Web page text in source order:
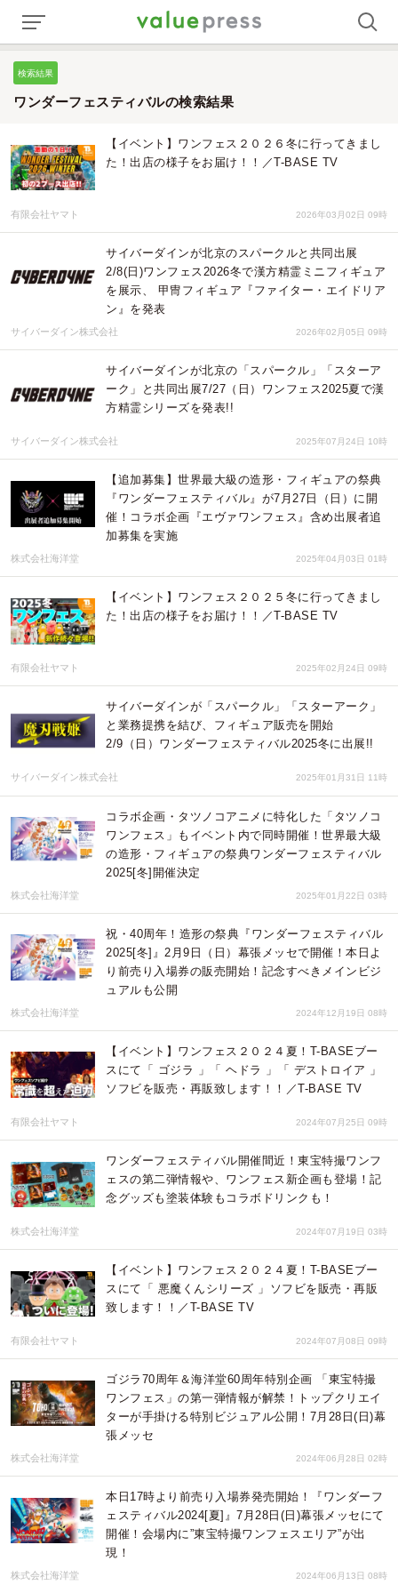
検索結果
ワンダーフェスティバルの検索結果
【イベント】ワンフェス２０２６冬に行ってきまし
た！出店の様子をお届け！！／T-BASE TV
有限会社ヤマト 2026年03月02日 09時
サイバーダインが北京のスパークルと共同出展
2/8(日)ワンフェス2026冬で漢方精霊ミニフィギュア
を展示、 甲冑フィギュア『ファイター・エイドリア
ン』を発表
サイバーダイン株式会社 2026年02月05日 09時
サイバーダインが北京の「スパークル」「スターア
ーク」と共同出展7/27（日）ワンフェス2025夏で漢
方精霊シリーズを発表!!
サイバーダイン株式会社 2025年07月24日 10時
【追加募集】世界最大級の造形・フィギュアの祭典
『ワンダーフェスティバル』が7月27日（日）に開
催！コラボ企画『エヴァワンフェス』含め出展者追
加募集を実施
株式会社海洋堂 2025年04月03日 01時
【イベント】ワンフェス２０２５冬に行ってきまし
た！出店の様子をお届け！！／T-BASE TV
有限会社ヤマト 2025年02月24日 09時
サイバーダインが「スパークル」「スターアーク」
と業務提携を結び、フィギュア販売を開始
2/9（日）ワンダーフェスティバル2025冬に出展!!
サイバーダイン株式会社 2025年01月31日 11時
コラボ企画・タツノコアニメに特化した「タツノコ
ワンフェス」もイベント内で同時開催！世界最大級
の造形・フィギュアの祭典ワンダーフェスティバル
2025[冬]開催決定
株式会社海洋堂 2025年01月22日 03時
祝・40周年！造形の祭典『ワンダーフェスティバル
2025[冬]』2月9日（日）幕張メッセで開催！本日よ
り前売り入場券の販売開始！記念すべきメインビジ
ュアルも公開
株式会社海洋堂 2024年12月19日 08時
【イベント】ワンフェス２０２４夏！T-BASEブー
スにて「 ゴジラ 」「 ヘドラ 」「 デストロイア 」
ソフビを販売・再販致します！！／T-BASE TV
有限会社ヤマト 2024年07月25日 09時
ワンダーフェスティバル開催間近！東宝特撮ワンフ
ェスの第二弾情報や、ワンフェス新企画も登場！記
念グッズも塗装体験もコラボドリンクも！
株式会社海洋堂 2024年07月19日 03時
【イベント】ワンフェス２０２４夏！T-BASEブー
スにて「 悪魔くんシリーズ 」ソフビを販売・再販
致します！！／T-BASE TV
有限会社ヤマト 2024年07月08日 09時
ゴジラ70周年＆海洋堂60周年特別企画 「東宝特撮
ワンフェス」の第一弾情報が解禁！トップクリエイ
ターが手掛ける特別ビジュアル公開！7月28日(日)幕
張メッセ
株式会社海洋堂 2024年06月28日 02時
本日17時より前売り入場券発売開始！『ワンダーフ
ェスティバル2024[夏]』7月28日(日)幕張メッセにて
開催！会場内に”東宝特撮ワンフェスエリア”が出
現！
株式会社海洋堂 2024年06月13日 08時